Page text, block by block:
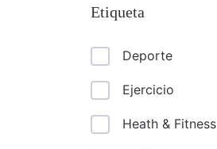
Etiqueta
Deporte
Ejercicio
Heath & Fitness